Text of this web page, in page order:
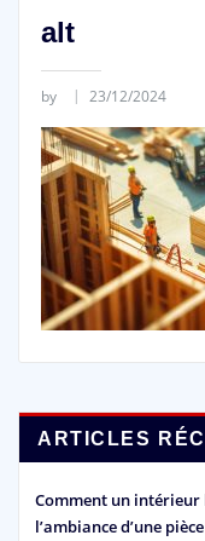
alt
by 23/12/2024
ARTICLES
Comment un
l’ambiance d’une pièce